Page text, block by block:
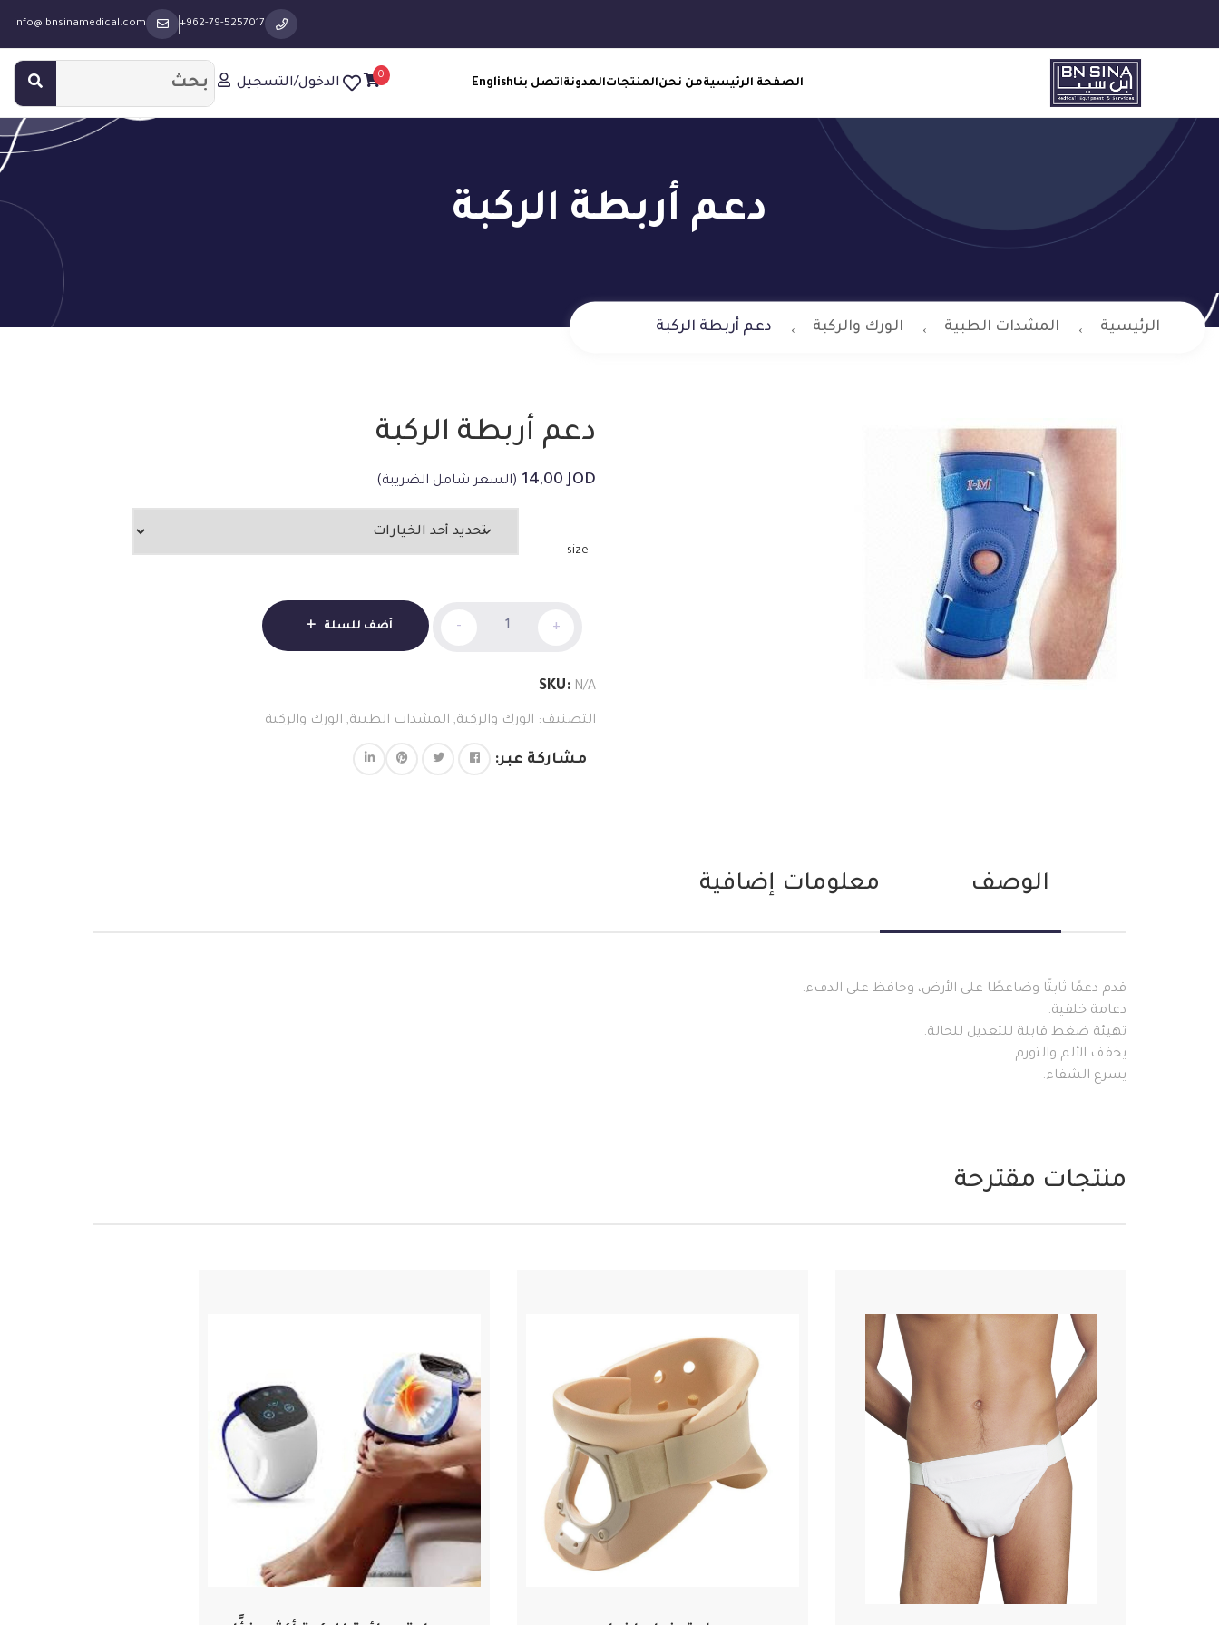
info@ibnsinamedical.com +962-79-5257017
الدخول/التسجيل
0
الصفحة الرئيسيةمن نحنالمنتجاتالمدونةاتصل بناEnglish
دعم أربطة الركبة
الرئيسية المشدات الطبية الورك والركبة دعم أربطة الركبة
دعم أربطة الركبة
14,00JOD (السعر شامل الضريبة)
size
أربطة
- + أضف للسلة
SKU: N/A
التصنيف: الورك والركبة, المشدات الطبية, الورك والركبة
مشاركة عبر:
الوصف معلومات إضافية
قدم دعمًا ثابتًا وضاغطًا على الأرض، وحافظ على الدفء.
دعامة خلفية.
تهيئة ضغط قابلة للتعديل للحالة.
يخفف الألم والتورم.
يسرع الشفاء.
منتجات مقترحة